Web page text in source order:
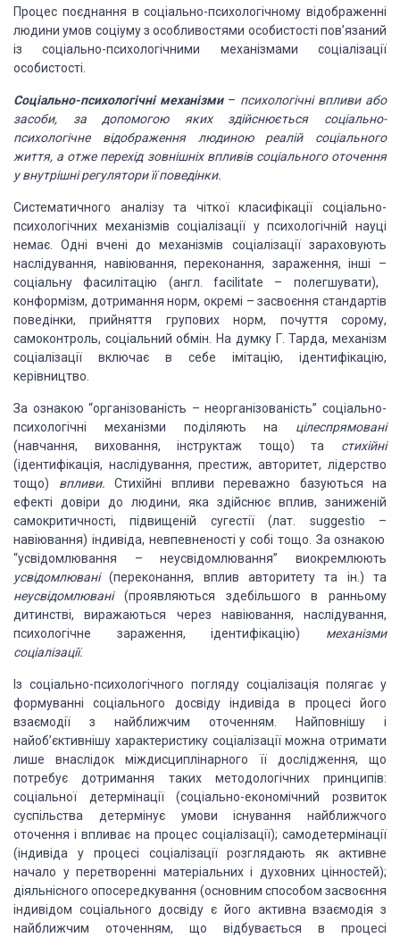
Процес поєднання в соціально-психологічному відображенні
людини умов соціуму з особливостями особистості пов’язаний
із соціально-психологічними механізмами соціалізації
особистості.
Соціально-психологічні механізми – психологічні впливи або
засоби, за допомогою яких здійснюєтьсясоціально-
психологічне відображення людиною реалій соціального
життя, а отже перехідзовнішніх впливів соціального оточення
у внутрішні регулятори її поведінки.
Систематичного аналізу та чіткої класифікації соціально-
психологічних механізмів соціалізації у психологічній науці
немає. Одні вчені до механізмів соціалізаціїзараховують
наслідування, навіювання, переконання, зараження, інші –
соціальну фасилітацію (англ. facilitate – полегшувати),
конформізм, дотримання норм, окремі – засвоєння стандартів
поведінки, прийняття групових норм, почуття сорому,
самоконтроль, соціальний обмін.
На думку Г. Тарда, механізм
соціалізації включає в себе імітацію, ідентифікацію,
керівництво.
За ознакою “організованість – неорганізованість” соціально-
психологічні механізми поділяють на цілеспрямовані
(навчання, виховання, інструктаж тощо) та стихійні
(ідентифікація, наслідування, престиж, авторитет, лідерство
тощо) впливи. Стихійні впливи переважно базуються на
ефекті довіри до людини, яка здійснює вплив, заниженій
самокритичності, підвищеній сугестії (лат.
suggestio –
навіювання) індивіда, невпевненості у собі тощо. За ознакою
“усвідомлювання – неусвідомлювання” виокремлюють
усвідомлювані(переконання, вплив авторитету та ін.) та
неусвідомлювані (проявляються здебільшого в ранньому
дитинстві, виражаються через навіювання, наслідування,
психологічне зараження, ідентифікацію) механізми
соціалізації.
Із соціально-психологічного погляду соціалізація полягає у
формуванні соціального досвіду індивіда в процесі його
взаємодії з найближчим оточенням. Найповнішу і
найоб’єктивнішу характеристику соціалізації можна отримати
лише внаслідок міждисциплінарного її дослідження, що
потребує дотримання таких методологічнихпринципів:
соціальної детермінації (соціально-економічний розвиток
суспільства детермінуєумови існування найближчого
оточення і впливає на процес соціалізації); самодетермінації
(індивіда у процесі соціалізації розглядають як активне
начало у перетворенні матеріальнихі духовних цінностей);
діяльнісного опосередкування (основним способом засвоєння
індивідом соціального досвіду є його активна взаємодія з
найближчим оточенням, що відбувається в процесі